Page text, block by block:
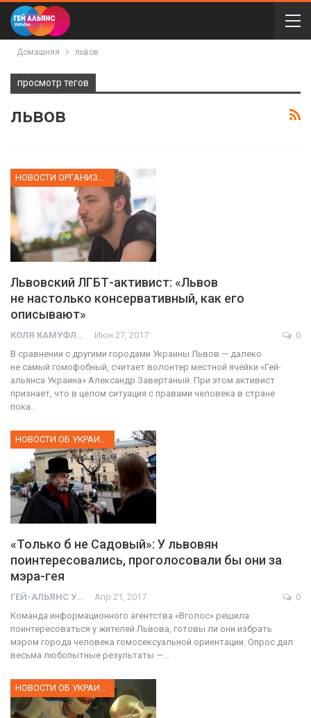
Домашняя львов
просмотр тегов
львов
Львовский ЛГБТ-активист: «Львов
не настолько консервативный, как его
описывают»
КОЛЯ КАМУФЛЯЖ Июн 27, 2017
0
В сравнении с другими городами Украины Львов — далеко
не самый гомофобный, считает волонтер местной ячейки «Гей-
альянса Украина» Александр Завертаный. При этом активист
признает, что в целом ситуация с правами человека в стране
пока…
НОВОСТИ ОБ УКРАИНЕ
«Только б не Садовый»: У львовян
поинтересовались, проголосовали бы они за
мэра-гея
ГЕЙ-АЛЬЯНС УКРАИНА Апр 21, 2017
0
Команда информационного агентства «Вголос» решила
поинтересоваться у жителей Львова, готовы ли они избрать
мэром города человека гомосексуальной ориентации. Опрос дал
весьма любопытные результаты —…
НОВОСТИ ОБ УКРАИНЕ